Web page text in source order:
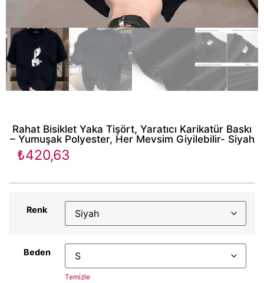
Rahat Bisiklet Yaka Tişört, Yaratıcı Karikatür Baskı
– Yumuşak Polyester, Her Mevsim Giyilebilir- Siyah
₺420,63
Renk
Beden
Temizle